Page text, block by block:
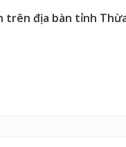
trên địa bàn tỉnh